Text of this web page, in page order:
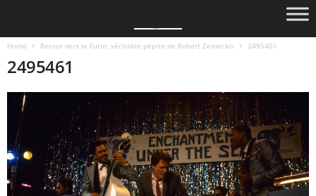
Home Retour vers le Futur, véritable pépite de Robert Zemeckis 2495461
2495461